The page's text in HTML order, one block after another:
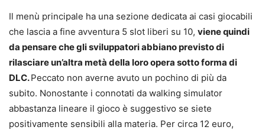
Il menù principale ha una sezione dedicata ai casi giocabili
che lascia a fine avventura 5 slot liberi su 10, viene quindi
da pensare che gli sviluppatori abbiano previsto di
rilasciare un’altra metà della loro opera sotto forma di
DLC.Peccato non averne avuto un pochino di più da
subito. Nonostante i connotati da walking simulator
abbastanza lineare il gioco è suggestivo se siete
positivamente sensibili alla materia. Per circa 12 euro,